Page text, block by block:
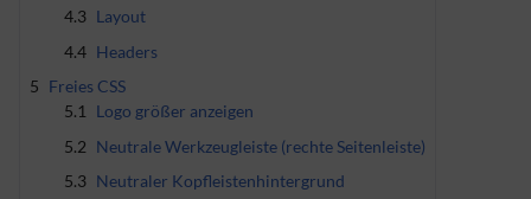
4.3 Layout
4.4 Headers
5 Freies CSS
5.1
Logo größer anzeigen
5.2 Neutrale Werkzeugleiste (rechte Seitenleiste)
5.3 Neutraler Kopfleistenhintergrund